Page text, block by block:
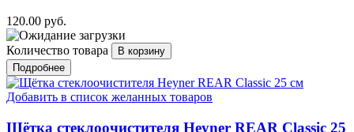
120.00 руб.
Количество товара
Подробнее
Добавить в список желанных товаров
Щётка стеклоочистителя Heyner REAR Classic 25